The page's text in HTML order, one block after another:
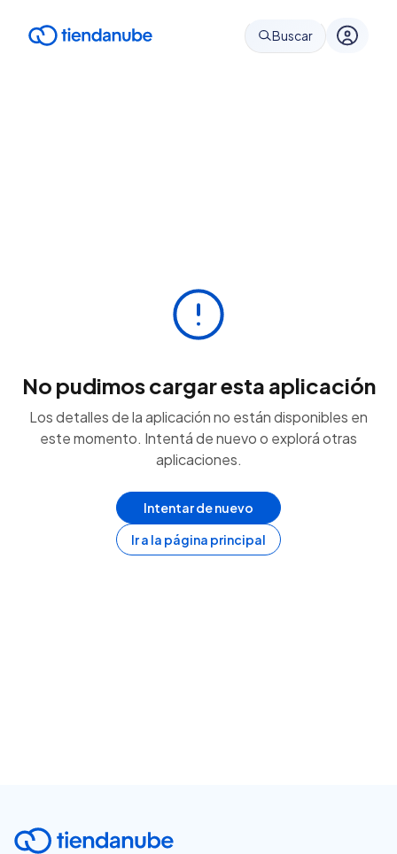
Buscar
No pudimos cargar esta aplicación
Los detalles de la aplicación no están disponibles en
este momento. Intentá de nuevo o explorá otras
aplicaciones.
Intentar de nuevo
Ir a la página principal